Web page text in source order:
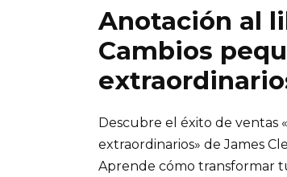
Anotación al
Cambios
Descubre el éxito de ventas
extraordinarios» de James
Aprende cómo transformar